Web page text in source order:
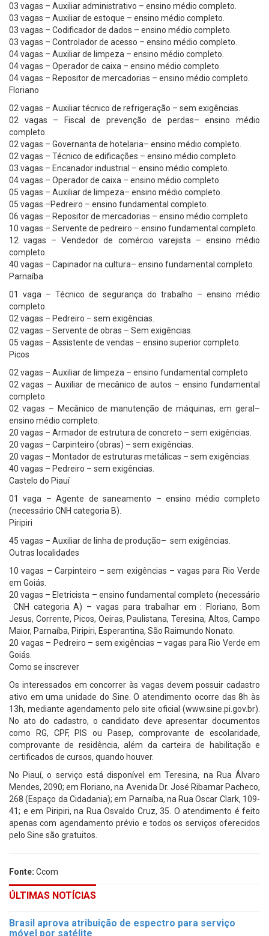
03 vagas – Auxiliar administrativo – ensino médio completo.
03 vagas – Auxiliar de estoque – ensino médio completo.
03 vagas – Codificador de dados – ensino médio completo.
03 vagas – Controlador de acesso – ensino médio completo.
04 vagas – Auxiliar de limpeza – ensino médio completo.
04 vagas – Operador de caixa – ensino médio completo.
04 vagas – Repositor de mercadorias – ensino médio completo.
Floriano
02 vagas – Auxiliar técnico de refrigeração – sem exigências.
02 vagas – Fiscal de prevenção de perdas– ensino médio
completo.
02 vagas – Governanta de hotelaria– ensino médio completo.
02 vagas – Técnico de edificações – ensino médio completo.
03 vagas – Encanador industrial – ensino médio completo.
04 vagas – Operador de caixa – ensino médio completo.
05 vagas – Auxiliar de limpeza– ensino médio completo.
05 vagas –Pedreiro – ensino fundamental completo.
06 vagas – Repositor de mercadorias – ensino médio completo.
10 vagas – Servente de pedreiro – ensino fundamental completo.
12 vagas – Vendedor de comércio varejista – ensino médio
completo.
40 vagas – Capinador na cultura– ensino fundamental completo.
Parnaíba
01 vaga – Técnico de segurança do trabalho – ensino médio
completo.
02 vagas – Pedreiro – sem exigências.
02 vagas – Servente de obras – Sem exigências.
05 vagas – Assistente de vendas – ensino superior completo.
Picos
02 vagas – Auxiliar de limpeza – ensino fundamental completo
02 vagas – Auxiliar de mecânico de autos – ensino fundamental
completo.
02 vagas – Mecânico de manutenção de máquinas, em geral–
ensino médio completo.
20 vagas – Armador de estrutura de concreto – sem exigências.
20 vagas – Carpinteiro (obras) – sem exigências.
20 vagas – Montador de estruturas metálicas – sem exigências.
40 vagas – Pedreiro – sem exigências.
Castelo do Piauí
01 vaga – Agente de saneamento – ensino médio completo
(necessário CNH categoria B).
Piripiri
45 vagas – Auxiliar de linha de produção– sem exigências.
Outras localidades
10 vagas – Carpinteiro – sem exigências – vagas para Rio Verde
em Goiás.
20 vagas – Eletricista – ensino fundamental completo (necessário
CNH categoria A) – vagas para trabalhar em : Floriano, Bom
Jesus, Corrente, Picos, Oeiras, Paulistana, Teresina, Altos, Campo
Maior, Parnaíba, Piripiri, Esperantina, São Raimundo Nonato.
20 vagas – Pedreiro – sem exigências – vagas para Rio Verde em
Goiás.
Como se inscrever
Os interessados em concorrer às vagas devem possuir cadastro
ativo em uma unidade do Sine. O atendimento ocorre das 8h às
13h, mediante agendamento pelo site oficial (www.sine.pi.gov.br).
No ato do cadastro, o candidato deve apresentar documentos
como RG, CPF, PIS ou Pasep, comprovante de escolaridade,
comprovante de residência, além da carteira de habilitação e
certificados de cursos, quando houver.
No Piauí, o serviço está disponível em Teresina, na Rua Álvaro
Mendes, 2090; em Floriano, na Avenida Dr. José Ribamar Pacheco,
268 (Espaço da Cidadania); em Parnaíba, na Rua Oscar Clark, 109-
41; e em Piripiri, na Rua Osvaldo Cruz, 35. O atendimento é feito
apenas com agendamento prévio e todos os serviços oferecidos
pelo Sine são gratuitos.
Fonte: Ccom
ÚLTIMAS NOTÍCIAS
Brasil aprova atribuição de espectro para serviço
móvel por satélite